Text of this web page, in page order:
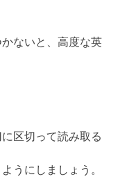
ないと、高度な英
区切って読み取る
うにしましょう。